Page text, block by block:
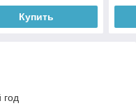
Купить
год